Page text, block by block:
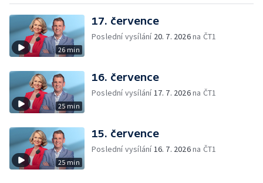
26 min
17. července
Poslední vysílání 20. 7. 2026na ČT1
25 min
16. července
Poslední vysílání17. 7. 2026na ČT1
25 min
15. července
Poslední vysílání16. 7. 2026na ČT1